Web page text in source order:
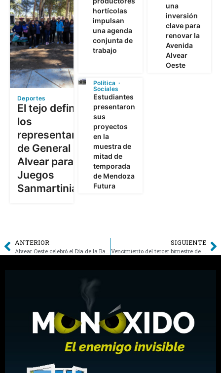
Deportes
El tejo definió a
los
representantes
de General
Alvear para los
Juegos
Sanmartinianos
hortícolas
impulsan
una agenda
conjunta de
trabajo
una
inversión
clave para
renovar la
Avenida
Alvear
Oeste
Política
Sociales
Estudiantes
presentaron
sus
proyectos
en la
muestra de
mitad de
temporada
de Mendoza
Futura
ANTERIOR SIGUIENTE